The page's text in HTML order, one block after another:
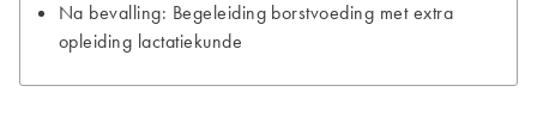
Na bevalling: Begeleiding borstvoeding met extra
opleiding lactatiekunde